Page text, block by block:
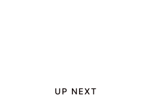
UP NEXT